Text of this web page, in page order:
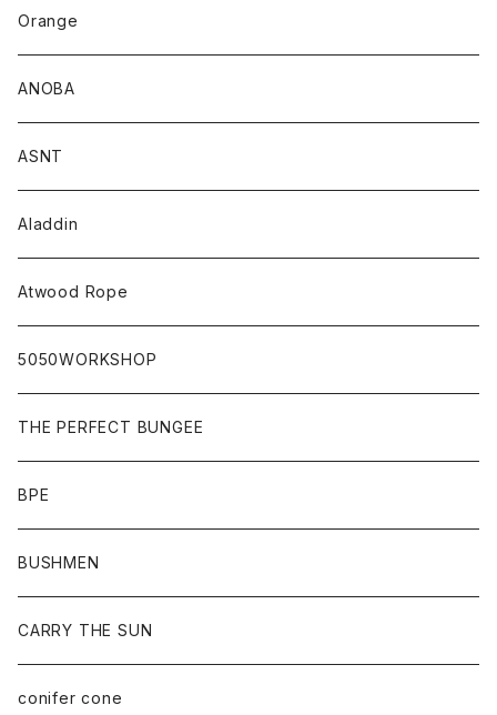
Orange
ANOBA
ASNT
Aladdin
Atwood Rope
5050WORKSHOP
THE PERFECT BUNGEE
BPE
BUSHMEN
CARRY THE SUN
conifer cone